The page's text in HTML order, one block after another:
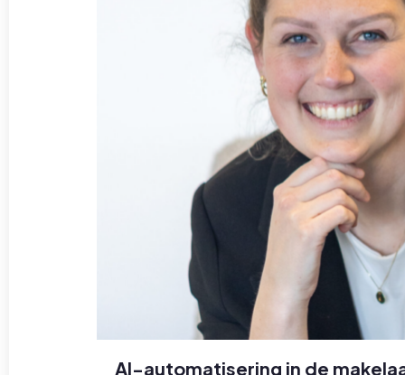
AI-automatisering in de